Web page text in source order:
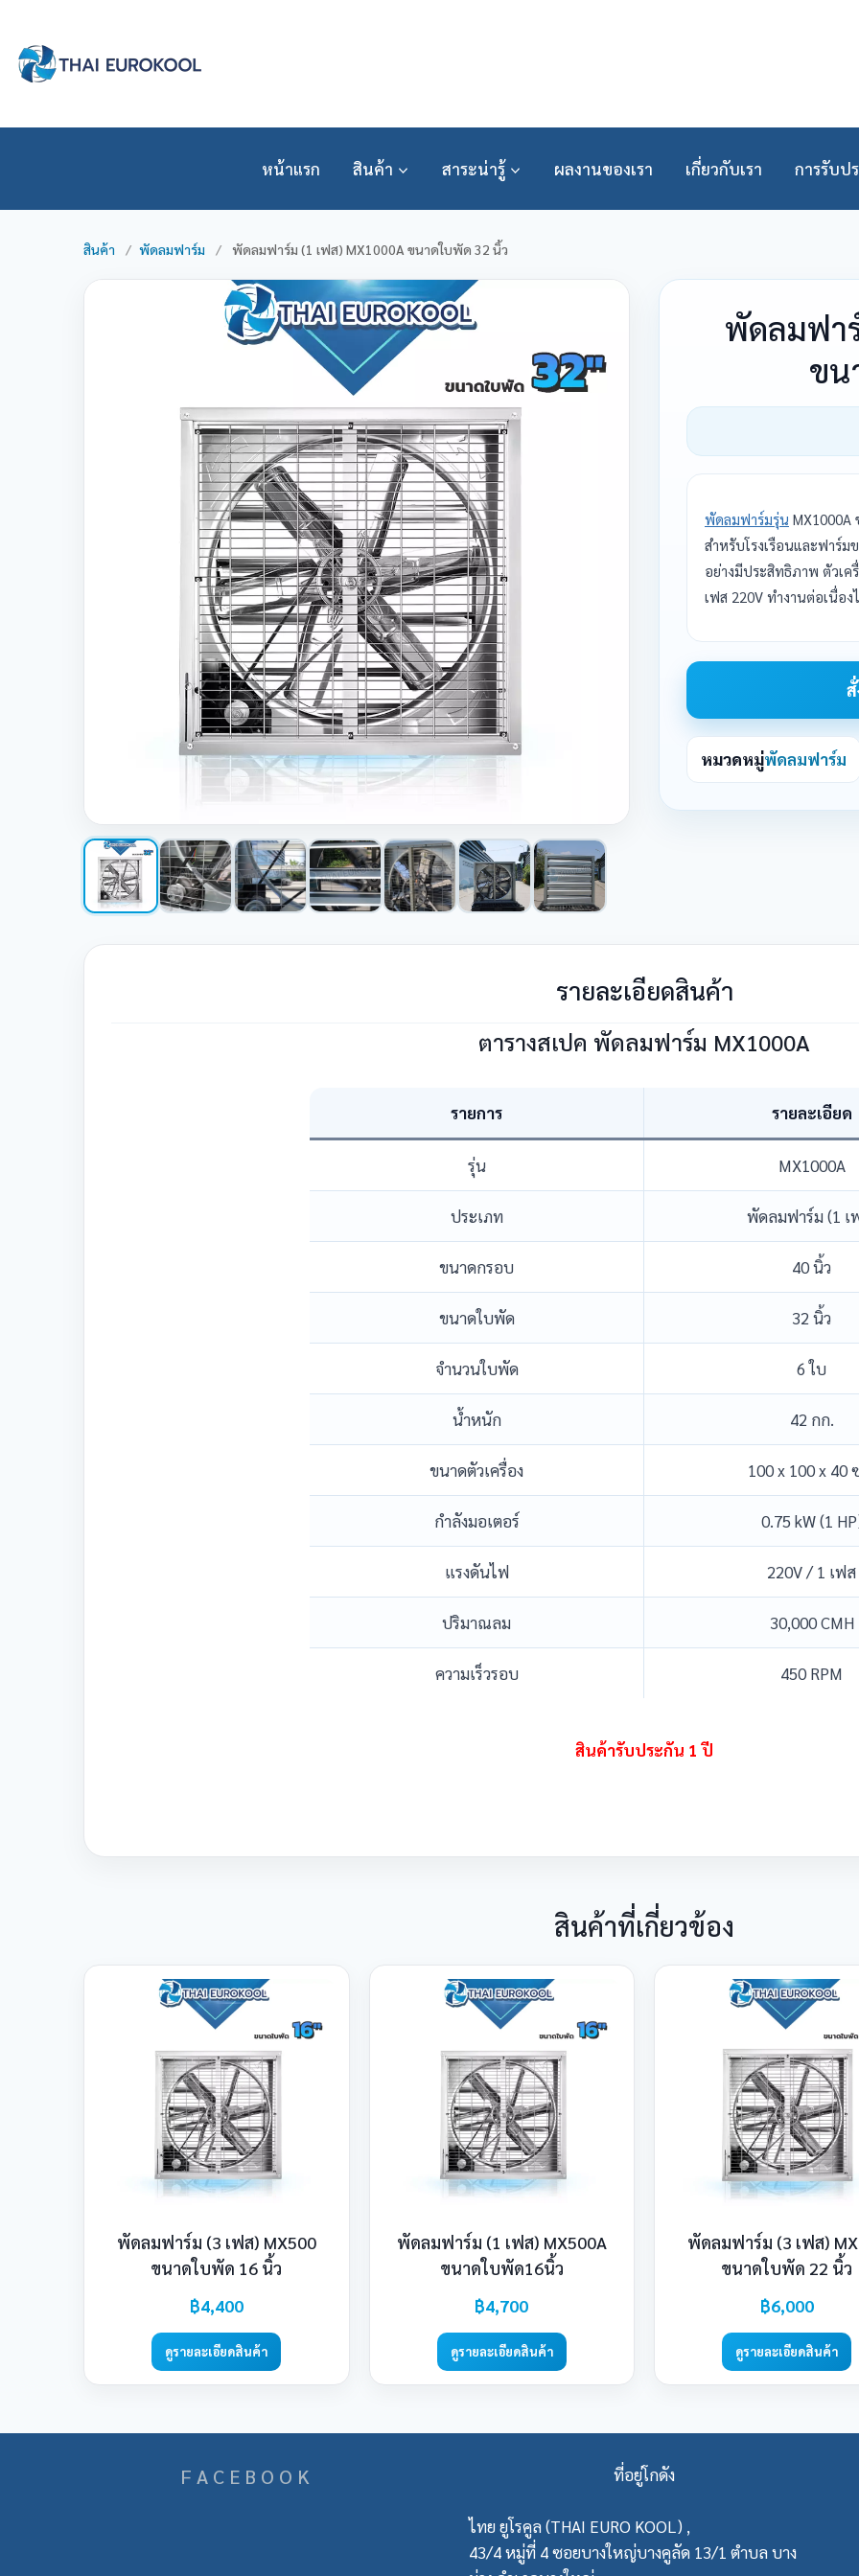
content
หน้าแรก สินค้า สาระน่ารู้ ผลงานของเรา เกี่ยวกับเรา การรับป
สินค้า / พัดลมฟาร์ม / พัดลมฟาร์ม (1 เฟส) MX1000A ขนาดใบพัด 32 นิ้ว
พัดลมฟา
ขน
พัดลมฟาร์มรุ่น MX1000A
สำหรับโรงเรือนและฟาร์
อย่างมีประสิทธิภาพ ตัวเค
เฟส 220V ทำงานต่อเนื่อ
หมวดหมู่พัดลมฟาร์ม
รายละเอียดสินค้า
ตารางสเปค พัดลมฟาร์ม MX1000A
รายการ รายละเอียด
รุ่น MX1000A
ประเภท พัดลมฟาร์ม (1 เ
ขนาดกรอบ 40 นิ้ว
ขนาดใบพัด 32 นิ้ว
จำนวนใบพัด 6 ใบ
น้ำหนัก 42 กก.
ขนาดตัวเครื่อง 100 x 100 x 40
กำลังมอเตอร์ 0.75 kW (1
แรงดันไฟ 220V / 1 เฟส
ปริมาณลม 30,000 CMH
ความเร็วรอบ 450 RPM
สินค้ารับประกัน 1 ปี
สินค้าที่เกี่ยวข้อง
พัดลมฟาร์ม (3 เฟส) MX500
ขนาดใบพัด 16 นิ้ว
฿4,400
ดูรายละเอียดสินค้า
พัดลมฟาร์ม (1 เฟส) MX500A
ขนาดใบพัด16นิ้ว
฿4,700
ดูรายละเอียดสินค้า
พัดลมฟาร์ม (3 เฟส)
ขนาดใบพัด 22 นิ้ว
฿6,000
ดูรายละเอียดสินค้า
F A C E B O O K ที่อยู่โกดัง
ไทย ยูโรคูล (THAI EURO KOOL) ,
43/4 หมู่ที่ 4 ซอยบางใหญ่บางคูลัด 13/1 ตำบล บาง